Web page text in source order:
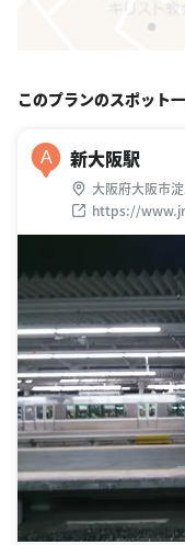
このプランのスポット
A 新大阪駅
大阪府大阪市
https://